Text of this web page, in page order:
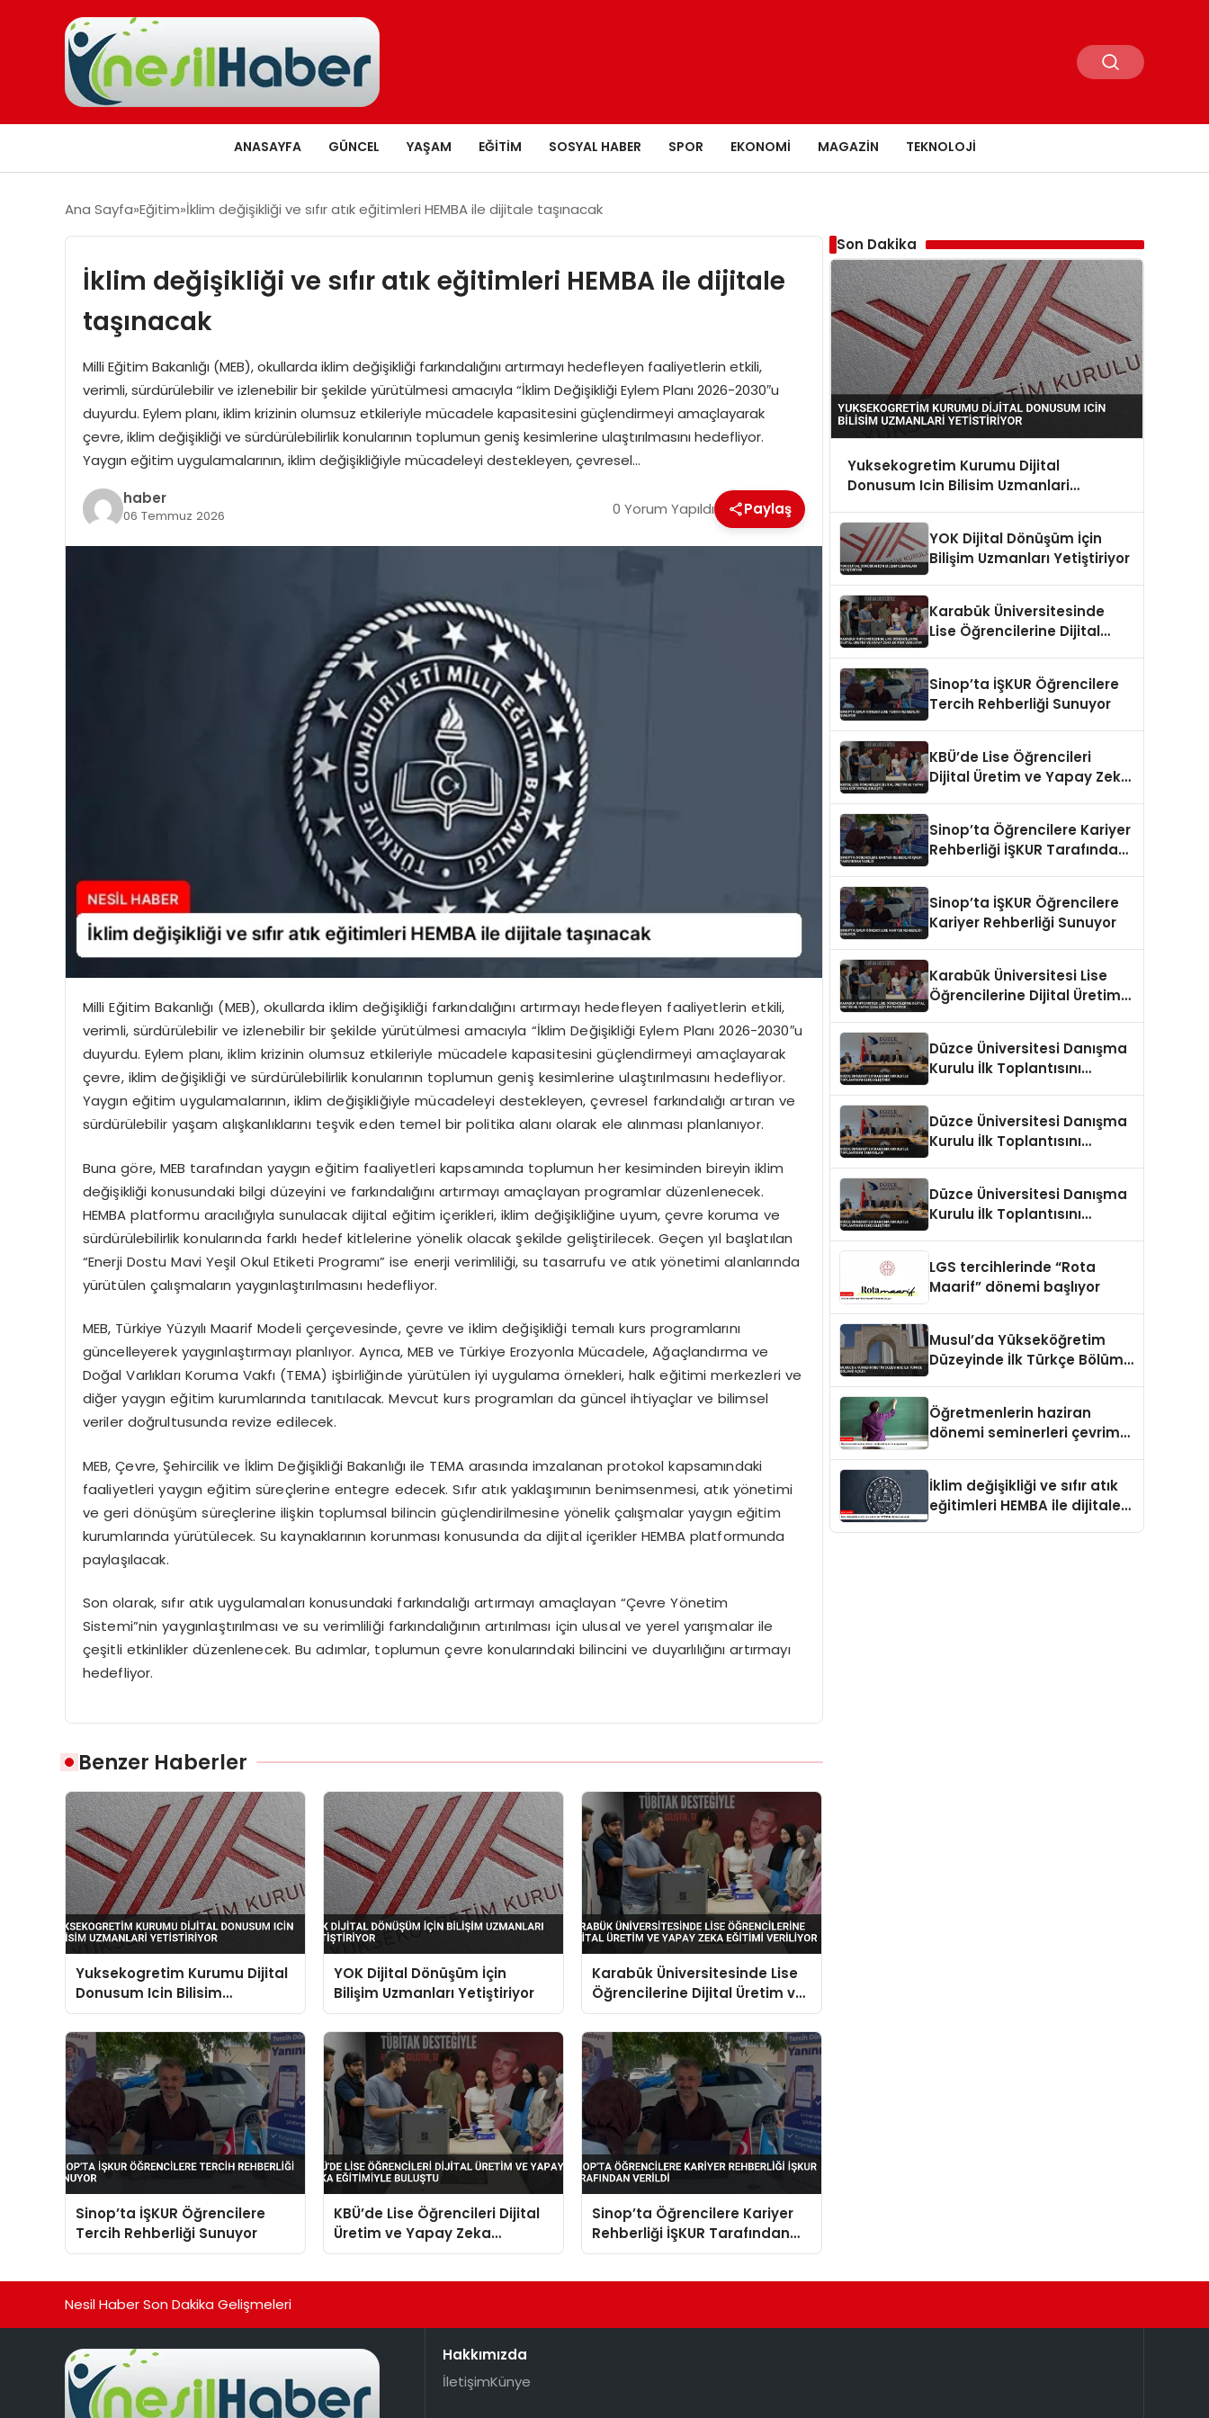
ANASAYFA GÜNCEL YAŞAM EĞITIM SOSYAL HABER SPOR EKONOMI MAGAZIN TEKNOLOJI
Ana Sayfa Eğitim İklim değişikliği ve sıfır atık eğitimleri HEMBA ile dijitale taşınacak
İklim değişikliği ve sıfır atık eğitimleri HEMBA ile dijitale
taşınacak
Milli Eğitim Bakanlığı (MEB), okullarda iklim değişikliği farkındalığını artırmayı hedefleyen faaliyetlerin etkili,
verimli, sürdürülebilir ve izlenebilir bir şekilde yürütülmesi amacıyla “İklim Değişikliği Eylem Planı 2026-2030″u
duyurdu. Eylem planı, iklim krizinin olumsuz etkileriyle mücadele kapasitesini güçlendirmeyi amaçlayarak
çevre, iklim değişikliği ve sürdürülebilirlik konularının toplumun geniş kesimlerine ulaştırılmasını hedefliyor.
Yaygın eğitim uygulamalarının, iklim değişikliğiyle mücadeleyi destekleyen, çevresel…
haber
06 Temmuz 2026 0 Yorum Yapıldı Paylaş
Milli Eğitim Bakanlığı (MEB), okullarda iklim değişikliği farkındalığını artırmayı hedefleyen faaliyetlerin etkili,
verimli, sürdürülebilir ve izlenebilir bir şekilde yürütülmesi amacıyla “İklim Değişikliği Eylem Planı 2026-2030″u
duyurdu. Eylem planı, iklim krizinin olumsuz etkileriyle mücadele kapasitesini güçlendirmeyi amaçlayarak
çevre, iklim değişikliği ve sürdürülebilirlik konularının toplumun geniş kesimlerine ulaştırılmasını hedefliyor.
Yaygın eğitim uygulamalarının, iklim değişikliğiyle mücadeleyi destekleyen, çevresel farkındalığı artıran ve
sürdürülebilir yaşam alışkanlıklarını teşvik eden temel bir politika alanı olarak ele alınması planlanıyor.
Buna göre, MEB tarafından yaygın eğitim faaliyetleri kapsamında toplumun her kesiminden bireyin iklim
değişikliği konusundaki bilgi düzeyini ve farkındalığını artırmayı amaçlayan programlar düzenlenecek.
HEMBA platformu aracılığıyla sunulacak dijital eğitim içerikleri, iklim değişikliğine uyum, çevre koruma ve
sürdürülebilirlik konularında farklı hedef kitlelerine yönelik olacak şekilde geliştirilecek. Geçen yıl başlatılan
“Enerji Dostu Mavi Yeşil Okul Etiketi Programı” ise enerji verimliliği, su tasarrufu ve atık yönetimi alanlarında
yürütülen çalışmaların yaygınlaştırılmasını hedefliyor.
MEB, Türkiye Yüzyılı Maarif Modeli çerçevesinde, çevre ve iklim değişikliği temalı kurs programlarını
güncelleyerek yaygınlaştırmayı planlıyor. Ayrıca, MEB ve Türkiye Erozyonla Mücadele, Ağaçlandırma ve
Doğal Varlıkları Koruma Vakfı (TEMA) işbirliğinde yürütülen iyi uygulama örnekleri, halk eğitimi merkezleri ve
diğer yaygın eğitim kurumlarında tanıtılacak. Mevcut kurs programları da güncel ihtiyaçlar ve bilimsel
veriler doğrultusunda revize edilecek.
MEB, Çevre, Şehircilik ve İklim Değişikliği Bakanlığı ile TEMA arasında imzalanan protokol kapsamındaki
faaliyetleri yaygın eğitim süreçlerine entegre edecek. Sıfır atık yaklaşımının benimsenmesi, atık yönetimi
ve geri dönüşüm süreçlerine ilişkin toplumsal bilincin güçlendirilmesine yönelik çalışmalar yaygın eğitim
kurumlarında yürütülecek. Su kaynaklarının korunması konusunda da dijital içerikler HEMBA platformunda
paylaşılacak.
Son olarak, sıfır atık uygulamaları konusundaki farkındalığı artırmayı amaçlayan “Çevre Yönetim
Sistemi”nin yaygınlaştırılması ve su verimliliği farkındalığının artırılması için ulusal ve yerel yarışmalar ile
çeşitli etkinlikler düzenlenecek. Bu adımlar, toplumun çevre konularındaki bilincini ve duyarlılığını artırmayı
hedefliyor.
Benzer Haberler
Yuksekogretim Kurumu Dijital
Donusum Icin Bilisim
Uzmanlari Yetistiriyor
YOK Dijital Dönüşüm İçin
Bilişim Uzmanları Yetiştiriyor
Karabük Üniversitesinde Lise
Öğrencilerine Dijital Üretim ve
Yapay Zeka Eğitimi Veriliyor
Sinop’ta İŞKUR Öğrencilere
Tercih Rehberliği Sunuyor
KBÜ’de Lise Öğrencileri Dijital
Üretim ve Yapay Zeka
Eğitimiyle Buluştu
Sinop’ta Öğrencilere Kariyer
Rehberliği İŞKUR Tarafından
Verildi
Son Dakika
Yuksekogretim Kurumu Dijital
Donusum Icin Bilisim Uzmanlari
YOK Dijital Dönüşüm İçin
Bilişim Uzmanları Yetiştiriyor
Karabük Üniversitesinde
Lise Öğrencilerine Dijital
Sinop’ta İŞKUR Öğrencilere
Tercih Rehberliği Sunuyor
KBÜ’de Lise Öğrencileri
Dijital Üretim ve Yapay Zeka
Sinop’ta Öğrencilere Kariyer
Rehberliği İŞKUR Tarafından
Sinop’ta İŞKUR Öğrencilere
Kariyer Rehberliği Sunuyor
Karabük Üniversitesi Lise
Öğrencilerine Dijital Üretim
Düzce Üniversitesi Danışma
Kurulu İlk Toplantısını
Düzce Üniversitesi Danışma
Kurulu İlk Toplantısını
Düzce Üniversitesi Danışma
Kurulu İlk Toplantısını
LGS tercihlerinde “Rota
Maarif” dönemi başlıyor
Musul’da Yükseköğretim
Düzeyinde İlk Türkçe Bölümü
Öğretmenlerin haziran
dönemi seminerleri çevrim
İklim değişikliği ve sıfır atık
eğitimleri HEMBA ile dijitale
Nesil Haber Son Dakika Gelişmeleri
Hakkımızda
İletişimKünye